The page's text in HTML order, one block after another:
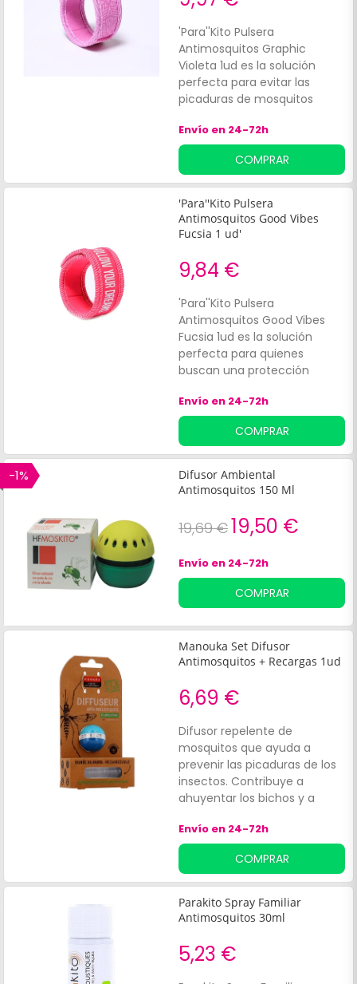
'Para''Kito Pulsera
Antimosquitos Graphic
Violeta 1ud es la solución
perfecta para evitar las
picaduras de mosquitos
libre, ya sea en la montaña, el
campo o la ciudad. Su
tecnología exclusiva permite
la liberación gradual de
activos naturales que crean
una barrera eficaz,
asegurando que se puedan
preocupaciones.
Envío en 24-72h
COMPRAR
'Para''Kito Pulsera
Antimosquitos Good Vibes
Fucsia 1 ud'
9,84 €
'Para''Kito Pulsera
Antimosquitos Good Vibes
Fucsia 1ud es la solución
perfecta para quienes
buscan una protección
mosquitos en actividades al
aire libre y en entornos
urbanos. Esta pulsera
recargable, diseñada para
adultos, combina estética y
funcionalidad, ofreciendo
continua mediante su
innovadora tecnología de
difusión de aceites
esenciales naturales.
Envío en 24-72h
COMPRAR
-1%
Difusor Ambiental
Antimosquitos 150 Ml
19,69 €19,50 €
Envío en 24-72h
COMPRAR
Manouka Set Difusor
Antimosquitos + Recargas 1ud
6,69 €
Difusor repelente de
mosquitos que ayuda a
prevenir las picaduras de los
insectos. Contribuye a
ahuyentar los bichos y a
cutáneas. Además, contiene
una solución insecticida de
6ml a base de IR3535 y
citriodiol, que favorece un
mes de protección. También
se puede colgar en cualquier
campaña, mochilas,
cochecito del bebé y
Envío en 24-72h
COMPRAR
Parakito Spray Familiar
Antimosquitos 30ml
5,23 €